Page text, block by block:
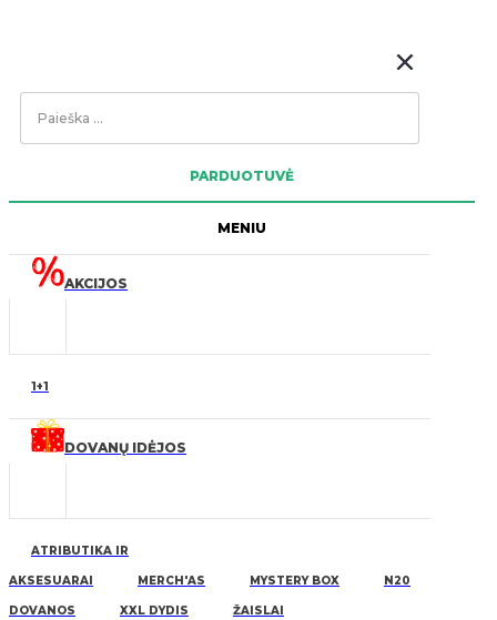
Search
PARDUOTUVĖ
MENIU
AKCIJOS
1+1
DOVANŲ IDĖJOS
ATRIBUTIKA IR
AKSESUARAI MERCH'AS MYSTERY BOX N20
DOVANOS XXL DYDIS ŽAISLAI